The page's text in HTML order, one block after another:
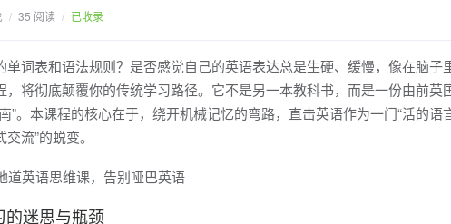
/ 35 阅读 / 已收录
词表和语法规则？是否感觉自己的英语表达总是生硬、缓慢，像在脑子
，将彻底颠覆你的传统学习路径。它不是另一本教科书，而是一份由前英
”。本课程的核心在于，绕开机械记忆的弯路，直击英语作为一门“活的语
流”的蜕变。
的迷思与瓶颈